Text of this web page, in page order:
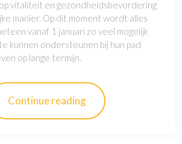
vitaliteit en gezondheidsbevordering
manier. Op dit moment wordt alles
vanaf 1 januari zo veel mogelijk
kunnen ondersteunen bij hun pad
op lange termijn.
Continue reading